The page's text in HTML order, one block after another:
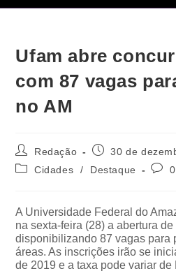
Ufam abre
com 87 vagas
no AM
Redação
30 de
Cidades
/ Destaque
A Universidade Federal do
na sexta-feira (28) a abertura
disponibilizando 87 vagas para
áreas. As inscrições irão se
de 2019 e a taxa pode variar de